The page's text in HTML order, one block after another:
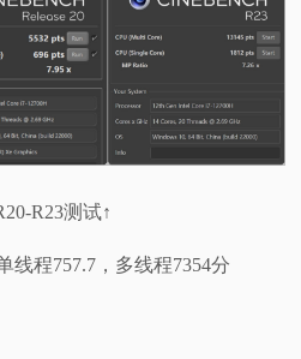
R23测试↑
线程757.7，多线程7354分